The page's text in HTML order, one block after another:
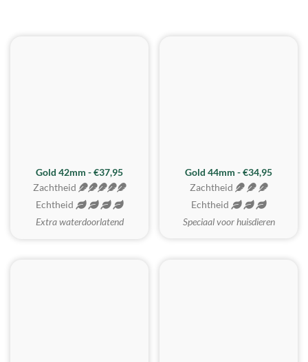
ZACHTSTE
Gold 42mm - €37,95
Zachtheid
Echtheid
Extra waterdoorlatend
Gold 44mm - €34,95
Zachtheid
Echtheid
Speciaal voor huisdieren